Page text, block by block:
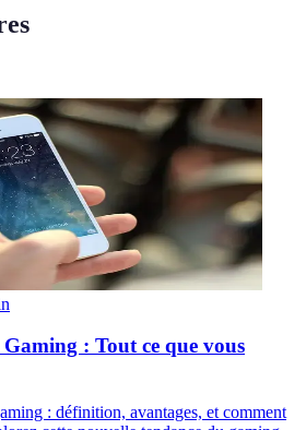
: Tout ce que vous
: définition, avantages, et comment